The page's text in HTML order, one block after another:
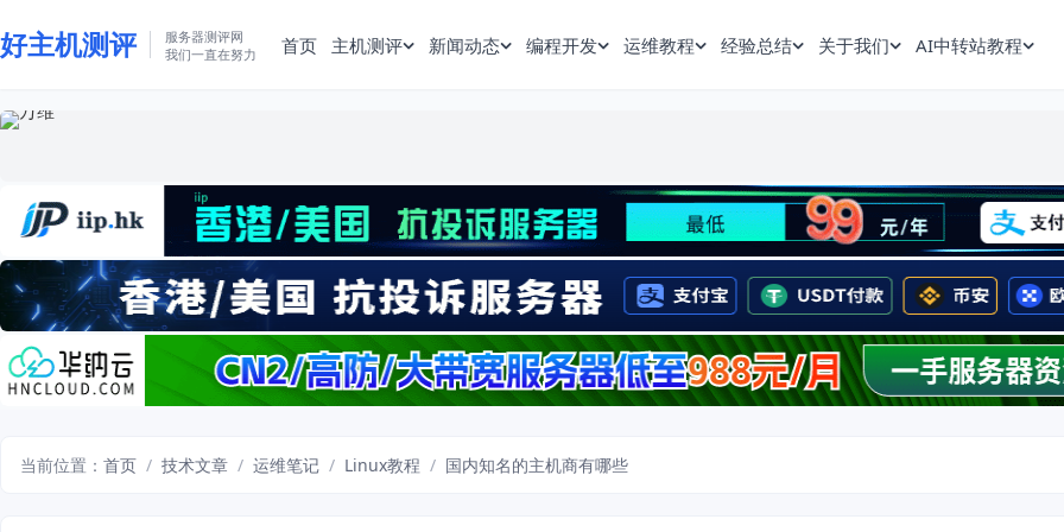
好主机测评
服务器测评网
我们一直在努力
首页 主机测评 新闻动态 编程开发 运维教程 经验总结 关于我们 AI中转站教程
当前位置： 首页 / 技术文章 / 运维笔记 / Linux教程 / 国内知名的主机商有哪些